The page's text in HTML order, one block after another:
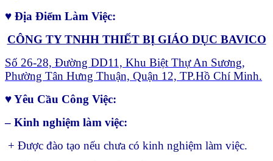
♥ Địa Điểm Làm Việc:
CÔNG TY TNHH THIẾT BỊ GIÁO DỤC BAVICO
Số 26-28, Đường DD11, Khu Biệt Thự An Sương,
Phường Tân Hưng Thuận, Quận 12, TP.Hồ Chí Minh.
♥ Yêu Cầu Công Việc:
– Kinh nghiệm làm việc:
+ Được đào tạo nếu chưa có kinh nghiệm làm việc.